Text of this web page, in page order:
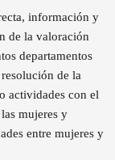
información y
de la valoración
departamentos
de la
actividades con el
mujeres y
entre mujeres y